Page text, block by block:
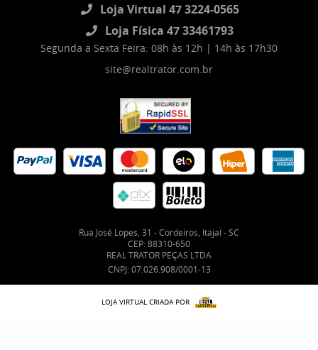
Loja Virtual 47 3224-0565
Loja Física 47 33461793
Segunda a Sexta Feira: 08h às 12h | 14h às 17h30
site@realtrator.com.br
Rua José Lopes, 31 -Cordeiros, Itajaí-SC
CEP: 88310-650
REAL TRATOR PEÇAS LTDA
CNPJ: 07.026.908/0001-13
LOJA VIRTUAL CRIADA POR